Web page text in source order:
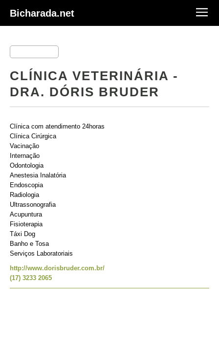
Bicharada.net
CLÍNICA VETERINÁRIA -
DRA. DÓRIS BRUDER
Clínica com atendimento 24horas
Clínica Cirúrgica
Vacinação
Internação
Odontologia
Anestesia Inalatória
Endoscopia
Radiologia
Ultrassonografia
Acupuntura
Fisioterapia
Táxi Dog
Banho e Tosa
Serviços Laboratoriais
http://www.dorisbruder.com.br/
(17) 3233 2065